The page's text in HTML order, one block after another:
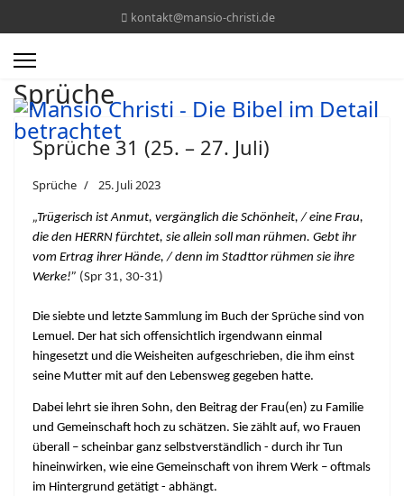
kontakt@mansio-christi.de
Sprüche
Sprüche 31 (25. – 27. Juli)
Sprüche 25. Juli 2023
„Trügerisch ist Anmut, vergänglich die Schönheit, / eine Frau,
die den HERRN fürchtet, sie allein soll man rühmen. Gebt ihr
vom Ertrag ihrer Hände, / denn im Stadttor rühmen sie ihre
Werke!” (Spr 31, 30-31)
Die siebte und letzte Sammlung im Buch der Sprüche sind von
Lemuel. Der hat sich offensichtlich irgendwann einmal
hingesetzt und die Weisheiten aufgeschrieben, die ihm einst
seine Mutter mit auf den Lebensweg gegeben hatte.
Dabei lehrt sie ihren Sohn, den Beitrag der Frau(en) zu Familie
und Gemeinschaft hoch zu schätzen. Sie zählt auf, wo Frauen
überall – scheinbar ganz selbstverständlich - durch ihr Tun
hineinwirken, wie eine Gemeinschaft von ihrem Werk – oftmals
im Hintergrund getätigt - abhängt.